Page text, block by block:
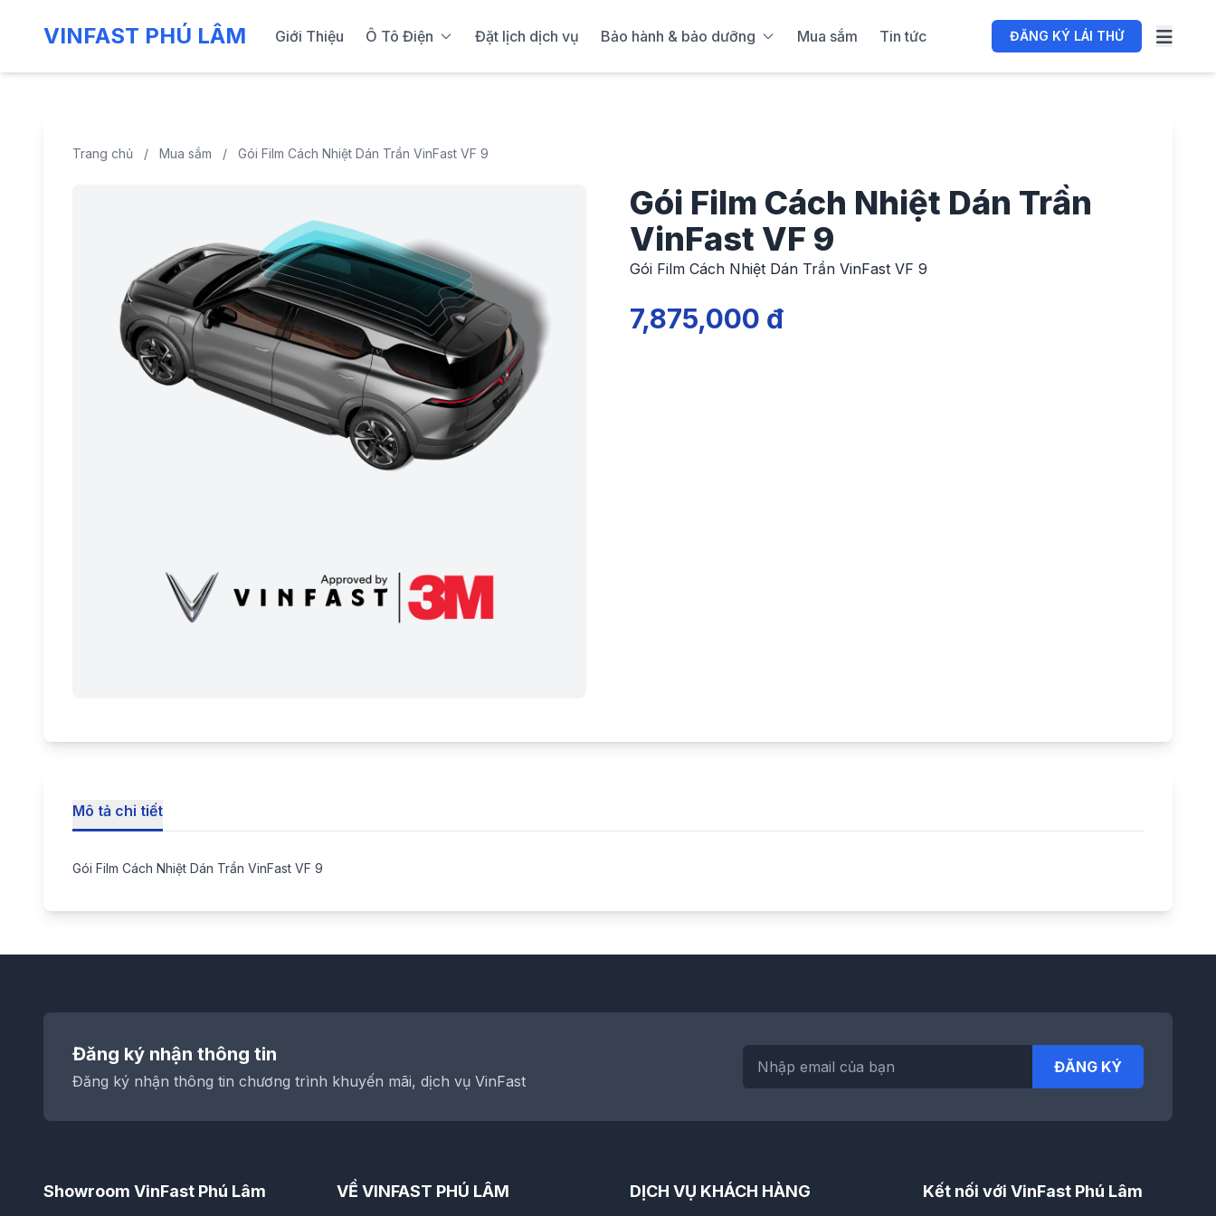
VINFAST PHÚ LÂM Giới Thiệu Ô Tô Điện Đặt lịch dịch vụ Bảo hành & bảo dưỡng Mua sắm Tin tức ĐĂNG KÝ LÁI THỬ
Trang chủ / Mua sắm / Gói Film Cách Nhiệt Dán Trần VinFast VF 9
Gói Film Cách Nhiệt Dán Trần
VinFast VF 9
Gói Film Cách Nhiệt Dán Trần VinFast VF 9
7,875,000 đ
Mô tả chi tiết
Gói Film Cách Nhiệt Dán Trần VinFast VF 9
Đăng ký nhận thông tin
Đăng ký nhận thông tin chương trình khuyến mãi, dịch vụ VinFast
ĐĂNG KÝ
Showroom VinFast Phú Lâm VỀ VINFAST PHÚ LÂM DỊCH VỤ KHÁCH HÀNG Kết nối với VinFast Phú Lâm